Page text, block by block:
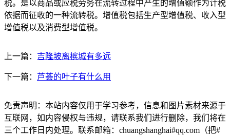
税。是以商品或应税劳务在流转过程中产生的增值额作为计税
依据而征收的一种流转税。增值税包括生产型增值税、收入型
增值税以及消费型增值税。
上一篇： 吉隆坡离槟城有多远
下一篇： 芦荟的叶子有什么用
免责声明：本站内容仅用于学习参考，信息和图片素材来源于
互联网，如内容侵权与违规，请联系我们进行删除，我们将在
三个工作日内处理。联系邮箱：chuangshanghai#qq.com（把#